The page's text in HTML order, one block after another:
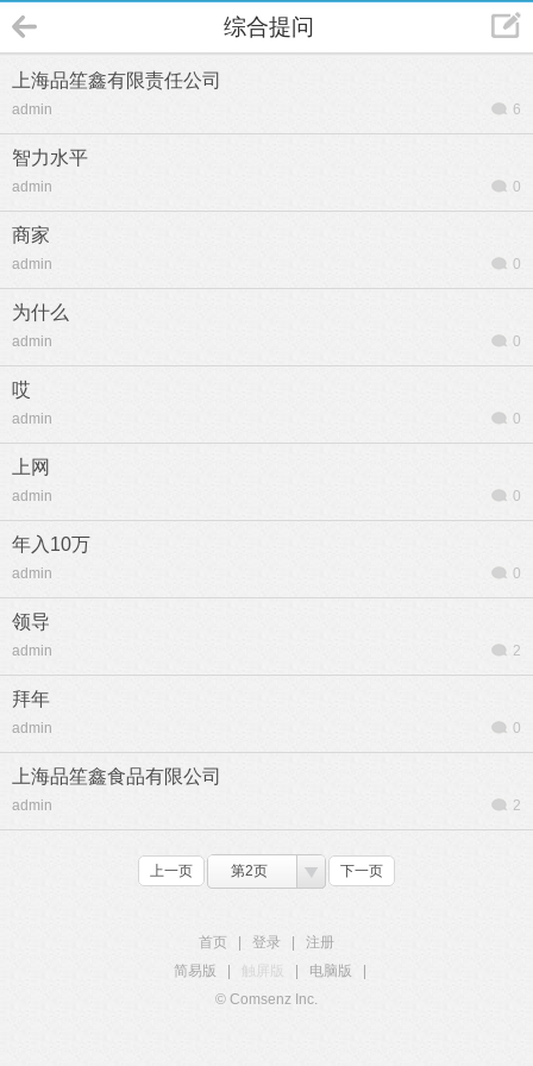
综合提问
上海品笙鑫有限责任公司
admin 6
智力水平
admin 0
商家
admin 0
为什么
admin 0
哎
admin 0
上网
admin 0
年入10万
admin 0
领导
admin 2
拜年
admin 0
上海品笙鑫食品有限公司
admin 2
上一页 第2页 下一页
首页 登录
注册
简易版
触屏版 电脑版
© Comsenz Inc.